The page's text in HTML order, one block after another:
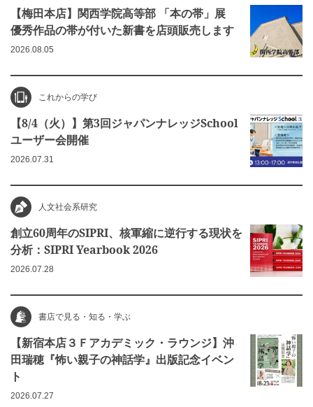
【梅田本店】関西学院高等部 「本の帯」展
優秀作品の帯が付いた新書を店頭販売します
2026.08.05
これからの学び
【8/4（火）】第3回ジャパンナレッジSchool
ユーザー会開催
2026.07.31
人文社会系研究
創立60周年のSIPRI、核軍縮に逆行する現状を
分析：SIPRI Yearbook 2026
2026.07.28
書店で見る・知る・学ぶ
【新宿本店３Ｆアカデミック・ラウンジ】沖
田瑞穂『怖い親子の神話学』出版記念イベン
ト
2026.07.27